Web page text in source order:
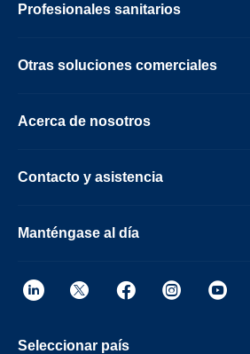
Profesionales sanitarios
Otras soluciones comerciales
Acerca de nosotros
Contacto y asistencia
Manténgase al día
Seleccionar país